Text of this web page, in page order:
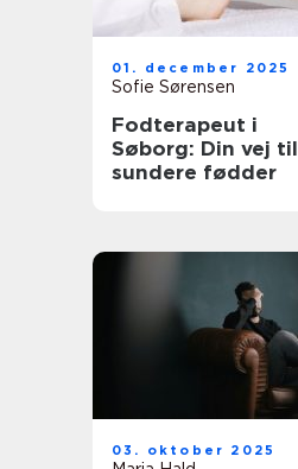
01. december 2025
Sofie Sørensen
Fodterapeut i
Søborg: Din vej til
sundere fødder
03. oktober 2025